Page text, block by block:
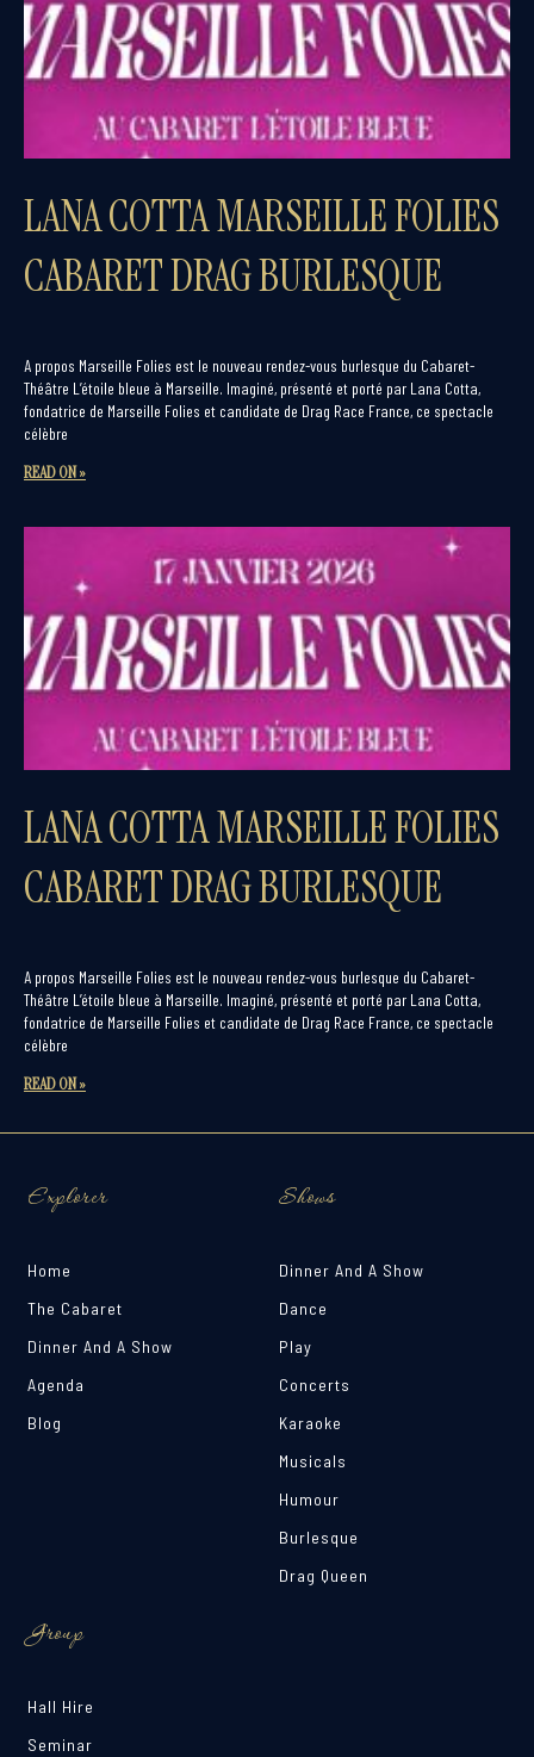
LANA COTTA MARSEILLE FOLIES
CABARET DRAG BURLESQUE
A propos Marseille Folies est le nouveau rendez-vous burlesque du Cabaret-
Théâtre L’étoile bleue à Marseille. Imaginé, présenté et porté par Lana Cotta,
fondatrice de Marseille Folies et candidate de Drag Race France, ce spectacle
célèbre
READ ON »
LANA COTTA MARSEILLE FOLIES
CABARET DRAG BURLESQUE
A propos Marseille Folies est le nouveau rendez-vous burlesque du Cabaret-
Théâtre L’étoile bleue à Marseille. Imaginé, présenté et porté par Lana Cotta,
fondatrice de Marseille Folies et candidate de Drag Race France, ce spectacle
célèbre
READ ON »
Explorer
Home
The Cabaret
Dinner And A Show
Agenda
Blog
Shows
Dinner And A Show
Dance
Play
Concerts
Karaoke
Musicals
Humour
Burlesque
Drag Queen
Group
Hall Hire
Seminar